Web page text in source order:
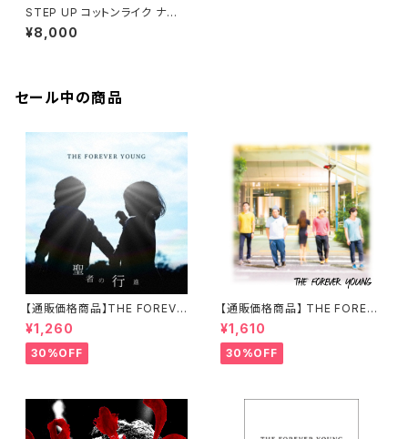
STEP UP コットンライク ナイ
ロン アノラックパーカー
¥8,000
セール中の商品
【通販価格商品】THE FOREVE
R YOUNG / 聖者の行進
¥1,260
30%OFF
【通販価格商品】 THE FOREVE
R YOUNG / THE FOREVER
YOUNG
¥1,610
30%OFF